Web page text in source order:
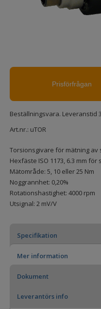
Beställningsvara. Leveranstid
Art.nr.: uTOR
Torsionsgivare för mätning av
Hexfäste ISO 1173, 6.3 mm
Mätområde: 5, 10 eller 25 Nm
Noggrannhet: 0,20%
Rotationshastighet: 4000 rpm
Utsignal: 2 mV/V
Specifikation
Mer information
Dokument
Leverantörs info